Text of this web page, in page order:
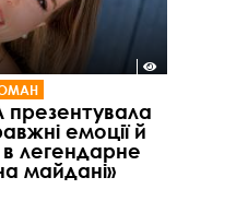
презентувала
емоції й
легендарне
майдані»